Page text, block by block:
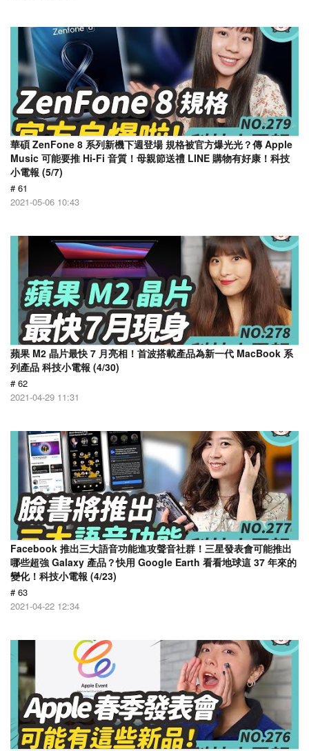
華碩 ZenFone 8 系列新機下週登場 規格被官方爆光光？傳 Apple
Music 可能要推 Hi-Fi 音質！母親節送禮 LINE 購物有好康！科技
小電報 (5/7)
# 61
2021-05-06 10:43
蘋果 M2 晶片最快 7 月亮相！首波搭載產品為新一代 MacBook 系
列產品 科技小電報 (4/30)
# 62
2021-04-29 11:31
Facebook 推出三大語音功能進攻聲音社群！三星發表會可能推出
哪些超強 Galaxy 產品？快用 Google Earth 看看地球這 37 年來的
變化！科技小電報 (4/23)
# 63
2021-04-22 12:34